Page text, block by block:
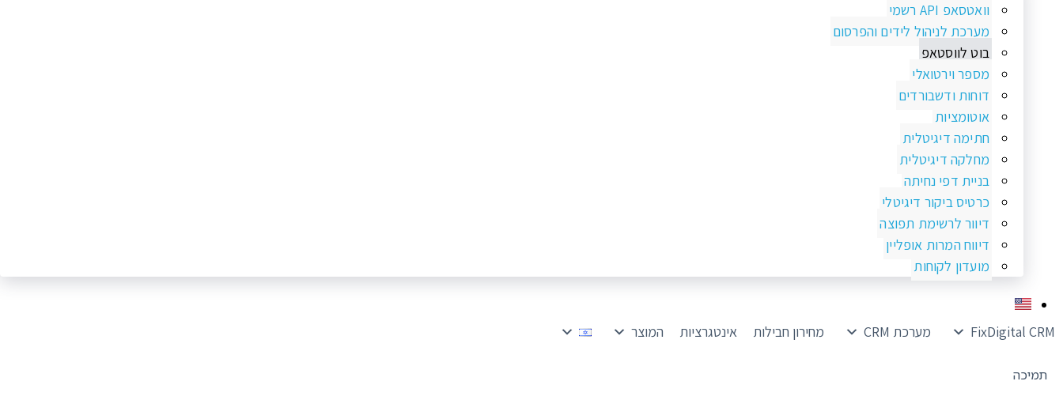
וואטסאפ API רשמי
מערכת לניהול לידים והפרסום
בוט לווסטאפ
מספר וירטואלי
דוחות ודשבורדים
אוטומציות
חתימה דיגיטלית
מחלקה דיגיטלית
בניית דפי נחיתה
כרטיס ביקור דיגיטלי
דיוור לרשימת תפוצה
דיווח המרות אופליין
מועדון לקוחות
FixDigital CRM מערכת CRM מחירון חבילות אינטגרציות המוצר
תמיכה